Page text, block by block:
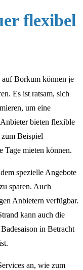
flexibel
Borkum können je
Es ist ratsam, sich
um eine
bieten flexible
Beispiel
Tage mieten können.
spezielle Angebote
sparen. Auch
Anbietern verfügbar.
kann auch die
in Betracht
an, wie zum